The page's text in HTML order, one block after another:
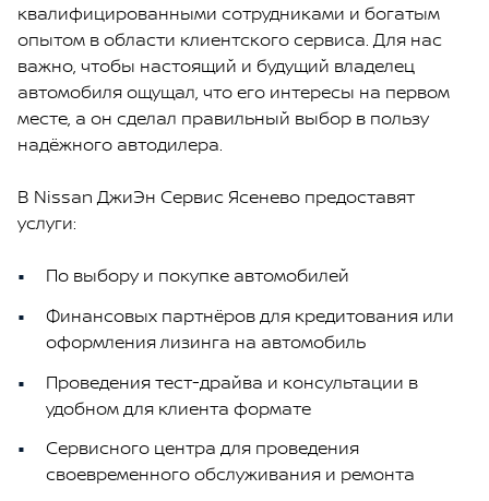
квалифицированными сотрудниками и богатым
опытом в области клиентского сервиса. Для нас
важно, чтобы настоящий и будущий владелец
автомобиля ощущал, что его интересы на первом
месте, а он сделал правильный выбор в пользу
надёжного автодилера.
В Nissan ДжиЭн Сервис Ясенево предоставят
услуги:
По выбору и покупке автомобилей
Финансовых партнёров для кредитования или
оформления лизинга на автомобиль
Проведения тест-драйва и консультации в
удобном для клиента формате
Сервисного центра для проведения
своевременного обслуживания и ремонта